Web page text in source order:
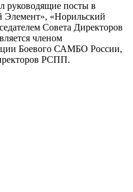
руководящие посты в
Элемент», «Норильский
Совета Директоров
членом
Боевого САМБО России,
РСПП.